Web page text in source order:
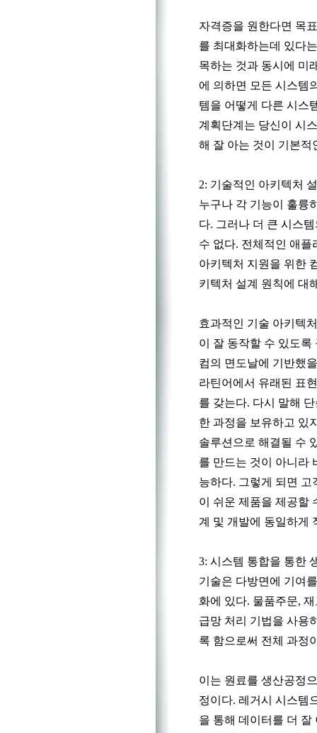
자격증을 원한다면 목
를 최대화하는데 있다
목하는 것과 동시에 미
에 의하면 모든 시스템
템을 어떻게 다른 시스
계획단계는 당신이 시
해 잘 아는 것이 기본적
2: 기술적인 아키텍처
누구나 각 기능이 훌륭
다. 그러나 더 큰 시스
수 없다. 전체적인 애
아키텍처 지원을 위한
키텍처 설계 원칙에 대
효과적인 기술 아키텍
이 잘 동작할 수 있도
컴의 면도날에 기반했
라틴어에서 유래된 표
를 갖는다. 다시 말해
한 과정을 보유하고 있
솔루션으로 해결될 수
를 만드는 것이 아니라
능하다. 그렇게 되면
이 쉬운 제품을 제공할
계 및 개발에 동일하게
3: 시스템 통합을 통한
기술은 다방면에 기여
화에 있다. 물품주문,
급망 처리 기법을 사용
록 함으로써 전체 과정
이는 원료를 생산공정
정이다. 레거시 시스템
을 통해 데이터를 더